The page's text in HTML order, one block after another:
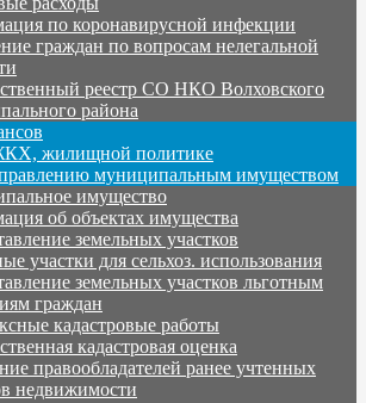
по коронавирусной инфекции
граждан по вопросам нелегальной
реестр СО НКО Волховского
района
жилищной политике
муниципальным имуществом
имущество
об объектах имущества
земельных участков
участки для сельхоз. использования
земельных участков льготным
граждан
кадастровые работы
кадастровая оценка
правообладателей ранее учтенных
недвижимости